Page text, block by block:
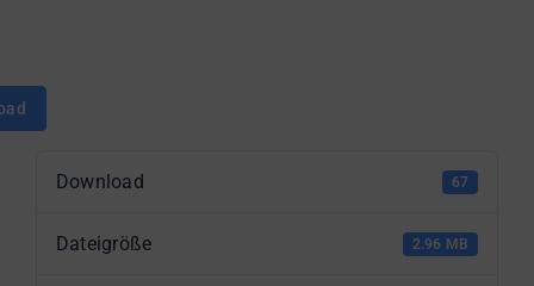
Download 67
Dateigröße 2.96 MB